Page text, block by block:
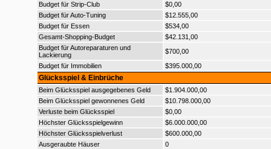
Budget für Strip-Club
$0,00
Budget für Auto-Tuning
$12.555,00
Budget für Essen
$534,00
Gesamt-Shopping-Budget
$42.131,00
Budget für Autoreparaturen und
Lackierung
$700,00
Budget für Immobilien
$395.000,00
Glücksspiel & Einbrüche
Beim Glücksspiel ausgegebenes Geld
$1.904.000,00
Beim Glücksspiel gewonnenes Geld
$10.798.000,00
Verluste beim Glücksspiel
$0,00
Höchster Glücksspielgewinn
$6.000.000,00
Höchster Glücksspielverlust
$600.000,00
Ausgeraubte Häuser
0